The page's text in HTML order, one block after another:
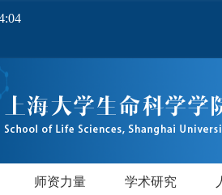
师资力量 学术研究